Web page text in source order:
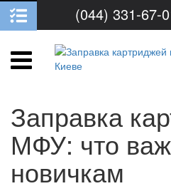
(044) 331-67-
Заправка
МФУ: что
новичкам